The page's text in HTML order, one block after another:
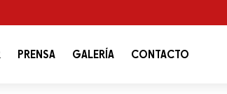
PRENSA GALERÍA CONTACTO